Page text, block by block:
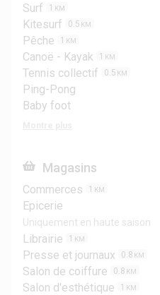
Surf 1 KM
Kitesurf 0.5 KM
Pêche 1 KM
Canoë - Kayak 1 KM
Tennis collectif 0.5 KM
Ping-Pong
Baby foot
Magasins
Commerces 1 KM
Epicerie
Uniquement en haute saison
Librairie 1 KM
Presse et journaux 0.8 KM
Salon de coiffure 0.8 KM
Salon d'esthétique 1 KM